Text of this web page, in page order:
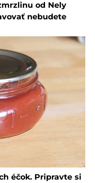
od Nely
nebudete
éčok. Pripravte si